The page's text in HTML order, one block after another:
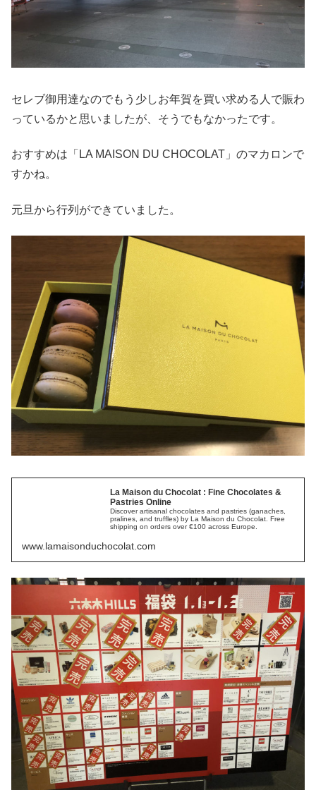
セレブ御用達なのでもう少しお年賀を買い求める人で賑わ
っているかと思いましたが、そうでもなかったです。
おすすめは「LA MAISON DU CHOCOLAT」のマカロンで
すかね。
元旦から行列ができていました。
La Maison du Chocolat : Fine Chocolates &
Pastries Online
Discover artisanal chocolates and pastries (ganaches,
pralines, and truffles) by La Maison du Chocolat. Free
shipping on orders over €100 across Europe.
www.lamaisonduchocolat.com